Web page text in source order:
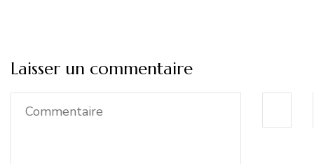
Laisser un commentaire